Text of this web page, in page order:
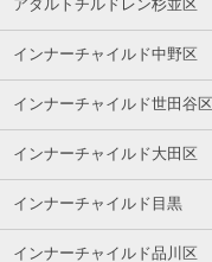
アダルトチルドレン杉並区
インナーチャイルド中野区
インナーチャイルド世田谷区
インナーチャイルド大田区
インナーチャイルド目黒
インナーチャイルド品川区